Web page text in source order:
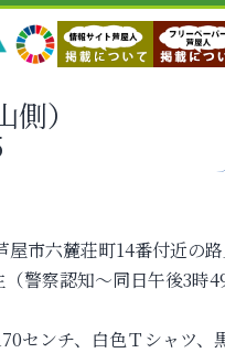
）
屋市六麓荘町14番付近の
警察認知～同日午後3時
センチ、白色Ｔシャツ、